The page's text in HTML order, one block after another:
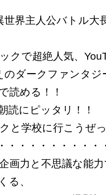
世界主人公バトル大
クで超絶人気、
のダークファンタジ
読める！！
読にピッタリ！！
と学校に行こうぜ
・・・・・・・・
画力と不思議な能
る、